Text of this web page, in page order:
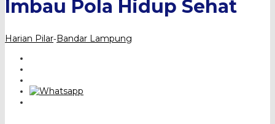
Imbau Pola Hidup Sehat
Harian Pilar-Bandar Lampung